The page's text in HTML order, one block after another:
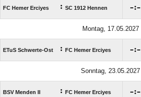
FC Hemer Erciyes : SC 1912 Hennen :
Montag, 17.05.2027
ETuS Schwerte-Ost : FC Hemer Erciyes :
Sonntag, 23.05.2027
BSV Menden II : FC Hemer Erciyes :